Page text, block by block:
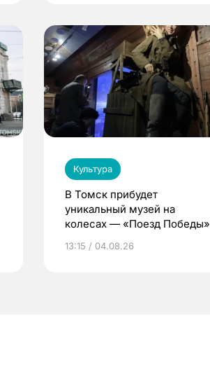
Культура
В Томск прибудет
уникальный музей на
колесах — «Поезд Победы»
13:15 / 04.08.26